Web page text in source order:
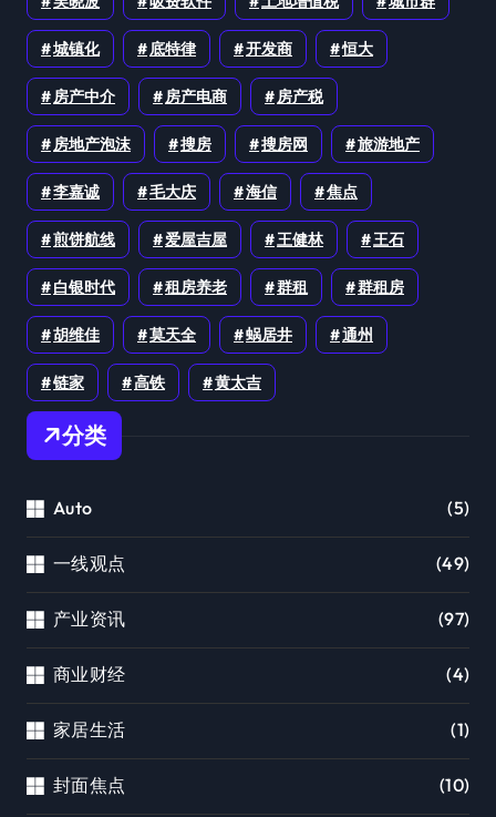
城镇化 底特律 开发商 恒大
房产中介 房产电商 房产税
房地产泡沫 搜房 搜房网 旅游地产
李嘉诚 毛大庆 海信 焦点
煎饼航线 爱屋吉屋 王健林 王石
白银时代 租房养老 群租 群租房
胡维佳 莫天全 蜗居井 通州
链家 高铁 黄太吉
分类
Auto (5)
一线观点 (49)
产业资讯 (97)
商业财经 (4)
家居生活 (1)
封面焦点 (10)